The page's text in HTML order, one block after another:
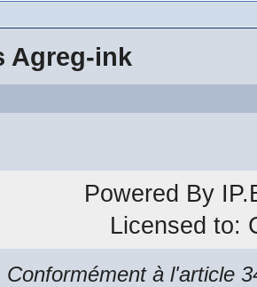
Agreg-ink
Powered By
Licensed to:
Conformément à l'article